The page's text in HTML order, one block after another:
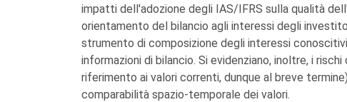
impatti dell'adozione degli IAS/IFRS sulla qualità
orientamento del bilancio agli interessi degli
strumento di composizione degli interessi
informazioni di bilancio. Si evidenziano, inoltre, i
riferimento ai valori correnti, dunque al breve
comparabilità spazio-temporale dei valori.